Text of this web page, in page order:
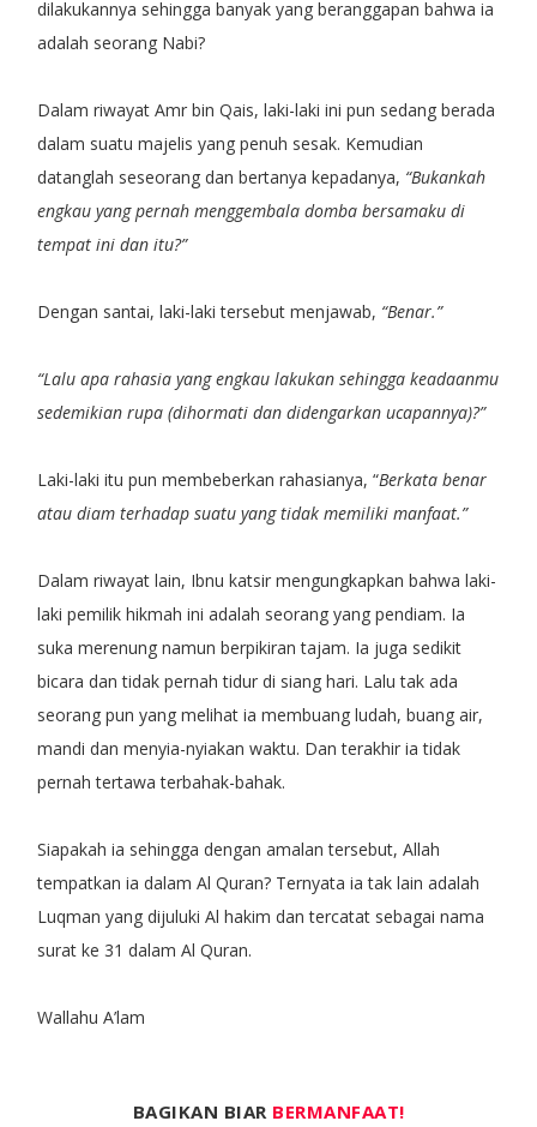
dilakukannya sehingga banyak yang beranggapan bahwa ia
adalah seorang Nabi?
Dalam riwayat Amr bin Qais, laki-laki ini pun sedang berada
dalam suatu majelis yang penuh sesak. Kemudian
datanglah seseorang dan bertanya kepadanya, “Bukankah
engkau yang pernah menggembala domba bersamaku di
tempat ini dan itu?”
Dengan santai, laki-laki tersebut menjawab, “Benar.”
“Lalu apa rahasia yang engkau lakukan sehingga keadaanmu
sedemikian rupa (dihormati dan didengarkan ucapannya)?”
Laki-laki itu pun membeberkan rahasianya, “Berkata benar
atau diam terhadap suatu yang tidak memiliki manfaat.”
Dalam riwayat lain, Ibnu katsir mengungkapkan bahwa laki-
laki pemilik hikmah ini adalah seorang yang pendiam. Ia
suka merenung namun berpikiran tajam. Ia juga sedikit
bicara dan tidak pernah tidur di siang hari. Lalu tak ada
seorang pun yang melihat ia membuang ludah, buang air,
mandi dan menyia-nyiakan waktu. Dan terakhir ia tidak
pernah tertawa terbahak-bahak.
Siapakah ia sehingga dengan amalan tersebut, Allah
tempatkan ia dalam Al Quran? Ternyata ia tak lain adalah
Luqman yang dijuluki Al hakim dan tercatat sebagai nama
surat ke 31 dalam Al Quran.
Wallahu A’lam
BAGIKAN BIAR BERMANFAAT!